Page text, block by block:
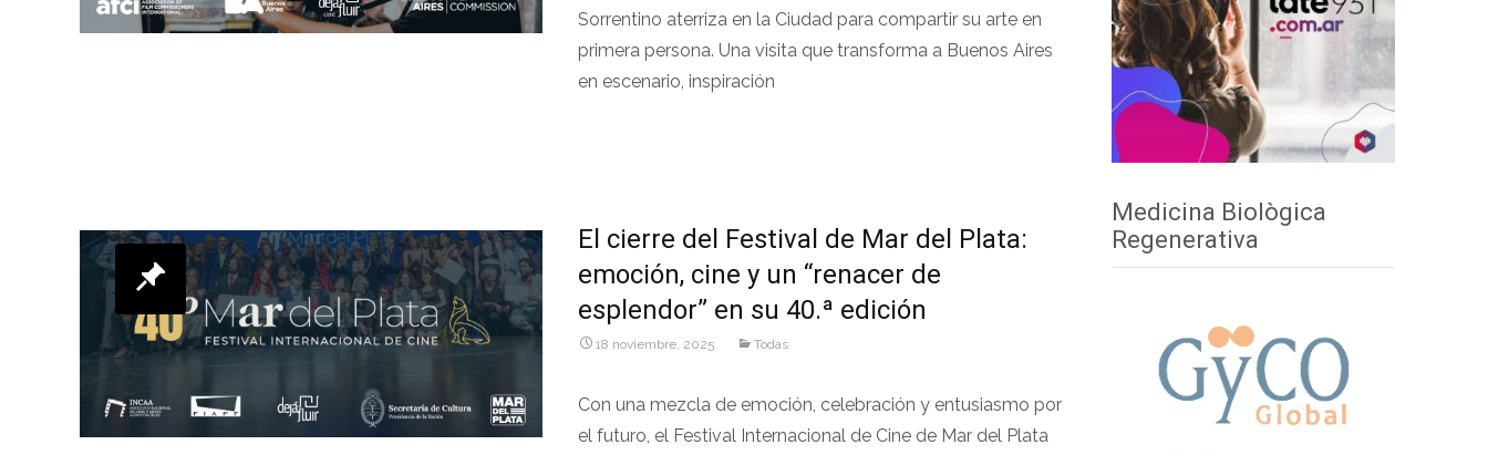
Sorrentino aterriza en la Ciudad para compartir su arte en
primera persona. Una visita que transforma a Buenos Aires
en escenario, inspiración
El cierre del Festival de Mar del Plata:
emoción, cine y un “renacer de
esplendor” en su 40.ª edición
18 noviembre, 2025 Todas
Con una mezcla de emoción, celebración y entusiasmo por
el futuro, el Festival Internacional de Cine de Mar del Plata
Medicina Biològica
Regenerativa